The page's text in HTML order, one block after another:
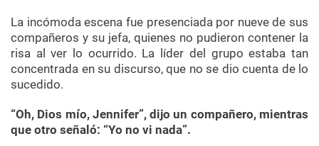
La incómoda escena fue presenciada por nueve de sus
compañeros y su jefa, quienes no pudieron contener la
risa al ver lo ocurrido. La líder del grupo estaba tan
concentrada en su discurso, que no se dio cuenta de lo
sucedido.
“Oh, Dios mío, Jennifer”, dijo un compañero, mientras
que otro señaló: “Yo no vi nada”.